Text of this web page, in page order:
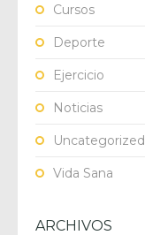
Cursos
Deporte
Ejercicio
Noticias
Uncategorized
Vida Sana
ARCHIVOS